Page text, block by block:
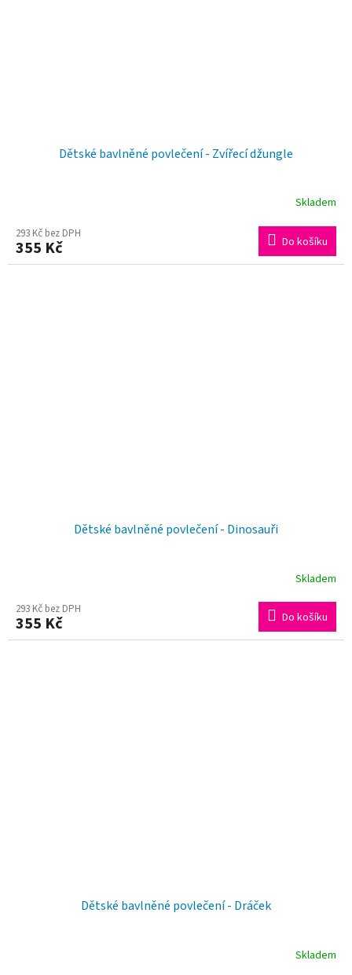
Dětské bavlněné povlečení - Zvířecí džungle
Skladem
293 Kč bez DPH
355 Kč Do košíku
Dětské bavlněné povlečení - Dinosauři
Skladem
293 Kč bez DPH
355 Kč Do košíku
Dětské bavlněné povlečení - Dráček
Skladem